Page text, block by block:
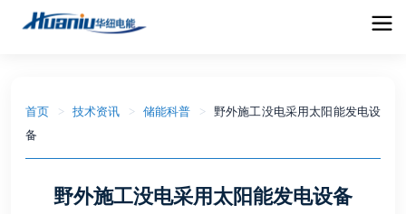
首页 > 技术资讯 > 储能科普 >
野外施工没电采用太阳能发电设
备
野外施工没电采用太阳能发电设备